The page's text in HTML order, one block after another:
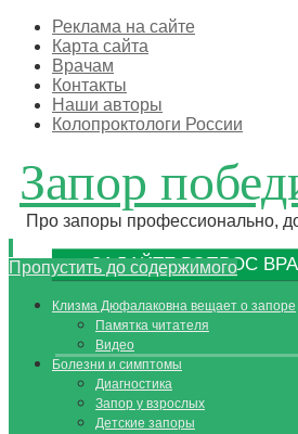
Реклама на сайте
Карта сайта
Врачам
Контакты
Наши авторы
Колопроктологи России
Запор
Про запоры профессионально,
ЗАДАЙТЕ ВОПРОС
Пропустить до содержимого
Клизма Дюфалаковна вещает о запоре
Памятка читателя
Видео
Болезни и симптомы
Диагностика
Запор у взрослых
Детские запоры